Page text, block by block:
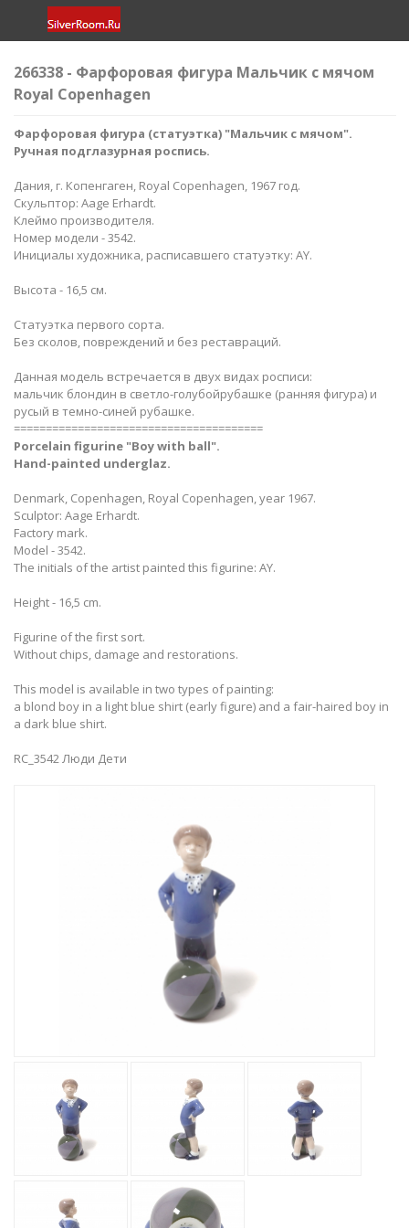
266338 - Фарфоровая фигура Мальчик с мячом
Royal Copenhagen
Фарфоровая фигура (статуэтка) "Мальчик с мячом".
Ручная подглазурная роспись.
Дания, г. Копенгаген, Royal Copenhagen, 1967 год.
Скульптор: Aage Erhardt.
Клеймо производителя.
Номер модели - 3542.
Инициалы художника, расписавшего статуэтку: AY.
Высота - 16,5 см.
Статуэтка первого сорта.
Без сколов, повреждений и без реставраций.
Данная модель встречается в двух видах росписи:
​мальчик блондин в светло-голубойрубашке (ранняя фигура) и
русый в темно-синей рубашке.
=======================================
Porcelain figurine "Boy with ball".
Hand-painted underglaz.
Denmark, Copenhagen, Royal Copenhagen, year 1967.
Sculptor: Aage Erhardt.
Factory mark.
Model - 3542.
The initials of the artist painted this figurine: AY.
Height - 16,5 cm.
Figurine of the first sort.
Without chips, damage and restorations.
This model is available in two types of painting:
​a blond boy in a light blue shirt (early figure) and a fair-haired boy in
a dark blue shirt.
RC_3542 Люди Дети